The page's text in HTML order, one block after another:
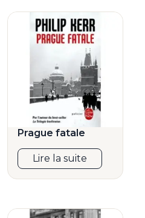
Prague fatale
Lire la suite